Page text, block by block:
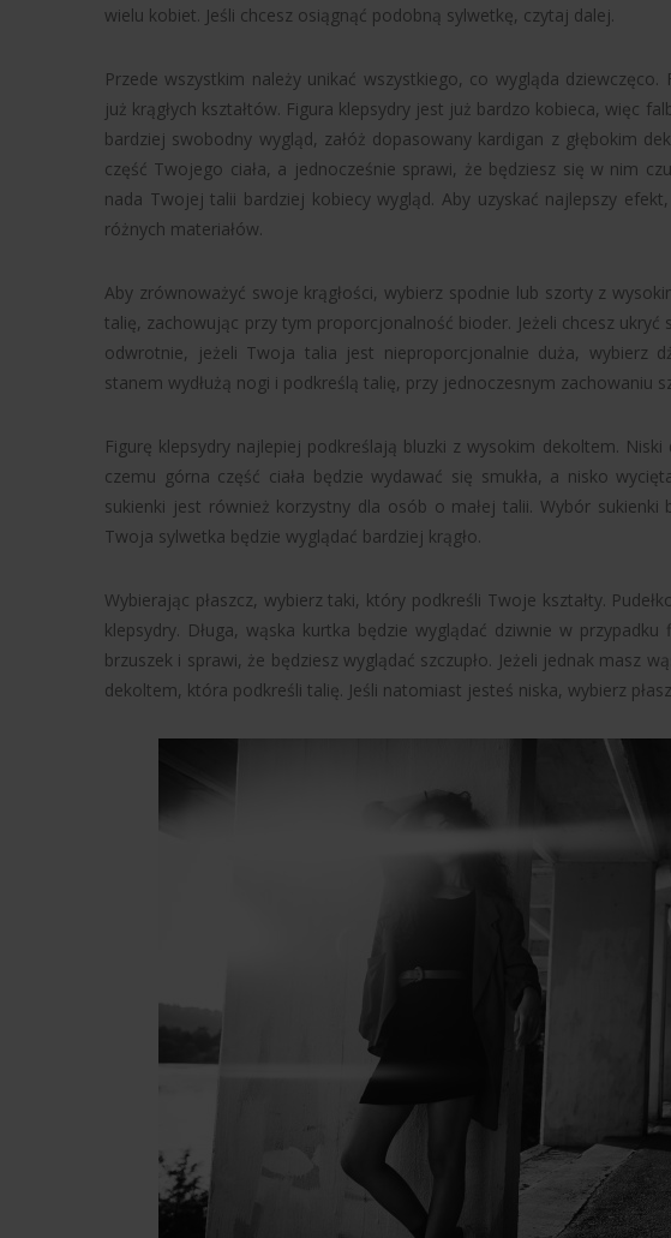
wielu kobiet. Jeśli chcesz osiągnąć podobną sylwetkę, czytaj dalej.
Przede wszystkim należy unikać wszystkiego, co wygląda
już krągłych kształtów. Figura klepsydry jest już bardzo kobieca, więc
bardziej swobodny wygląd, załóż dopasowany kardigan z głębokim
część Twojego ciała, a jednocześnie sprawi, że będziesz się w nim
nada Twojej talii bardziej kobiecy wygląd. Aby uzyskać najlepszy
różnych materiałów.
Aby zrównoważyć swoje krągłości, wybierz spodnie lub szorty z
talię, zachowując przy tym proporcjonalność bioder. Jeżeli chcesz
odwrotnie, jeżeli Twoja talia jest nieproporcjonalnie duża, wybierz
stanem wydłużą nogi i podkreślą talię, przy jednoczesnym zachowaniu
Figurę klepsydry najlepiej podkreślają bluzki z wysokim dekoltem.
czemu górna część ciała będzie wydawać się smukła, a nisko
sukienki jest również korzystny dla osób o małej talii. Wybór
Twoja sylwetka będzie wyglądać bardziej krągło.
Wybierając płaszcz, wybierz taki, który podkreśli Twoje kształty.
klepsydry. Długa, wąska kurtka będzie wyglądać dziwnie w
brzuszek i sprawi, że będziesz wyglądać szczupło. Jeżeli jednak masz
dekoltem, która podkreśli talię. Jeśli natomiast jesteś niska, wybierz